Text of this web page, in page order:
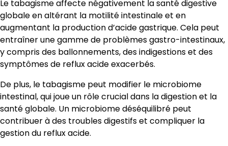
Le tabagisme affecte négativement la santé digestive
globale en altérant la motilité intestinale et en
augmentant la production d’acide gastrique. Cela peut
entraîner une gamme de problèmes gastro-intestinaux,
y compris des ballonnements, des indigestions et des
symptômes de reflux acide exacerbés.
De plus, le tabagisme peut modifier le microbiome
intestinal, qui joue un rôle crucial dans la digestion et la
santé globale. Un microbiome déséquilibré peut
contribuer à des troubles digestifs et compliquer la
gestion du reflux acide.